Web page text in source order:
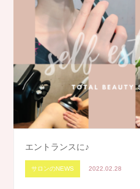
エントランスに♪
サロンのNEWS 2022.02.28